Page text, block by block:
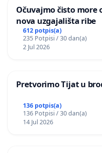
Očuvajmo čisto more
nova uzgajališta ribe
612 potpis(a)
235 Potpisi / 30 dan(a)
2 Jul 2026
Pretvorimo Tijat u
136 potpis(a)
136 Potpisi / 30 dan(a)
14 Jul 2026